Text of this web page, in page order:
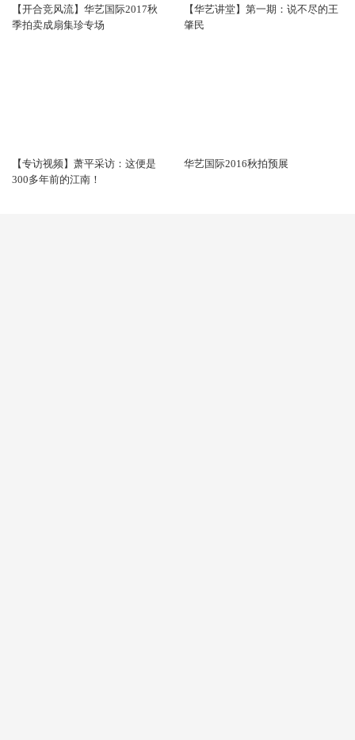
【开合竞风流】华艺国际2017秋
季拍卖成扇集珍专场
【华艺讲堂】第一期：说不尽的王
肇民
【专访视频】萧平采访：这便是
300多年前的江南！
华艺国际2016秋拍预展